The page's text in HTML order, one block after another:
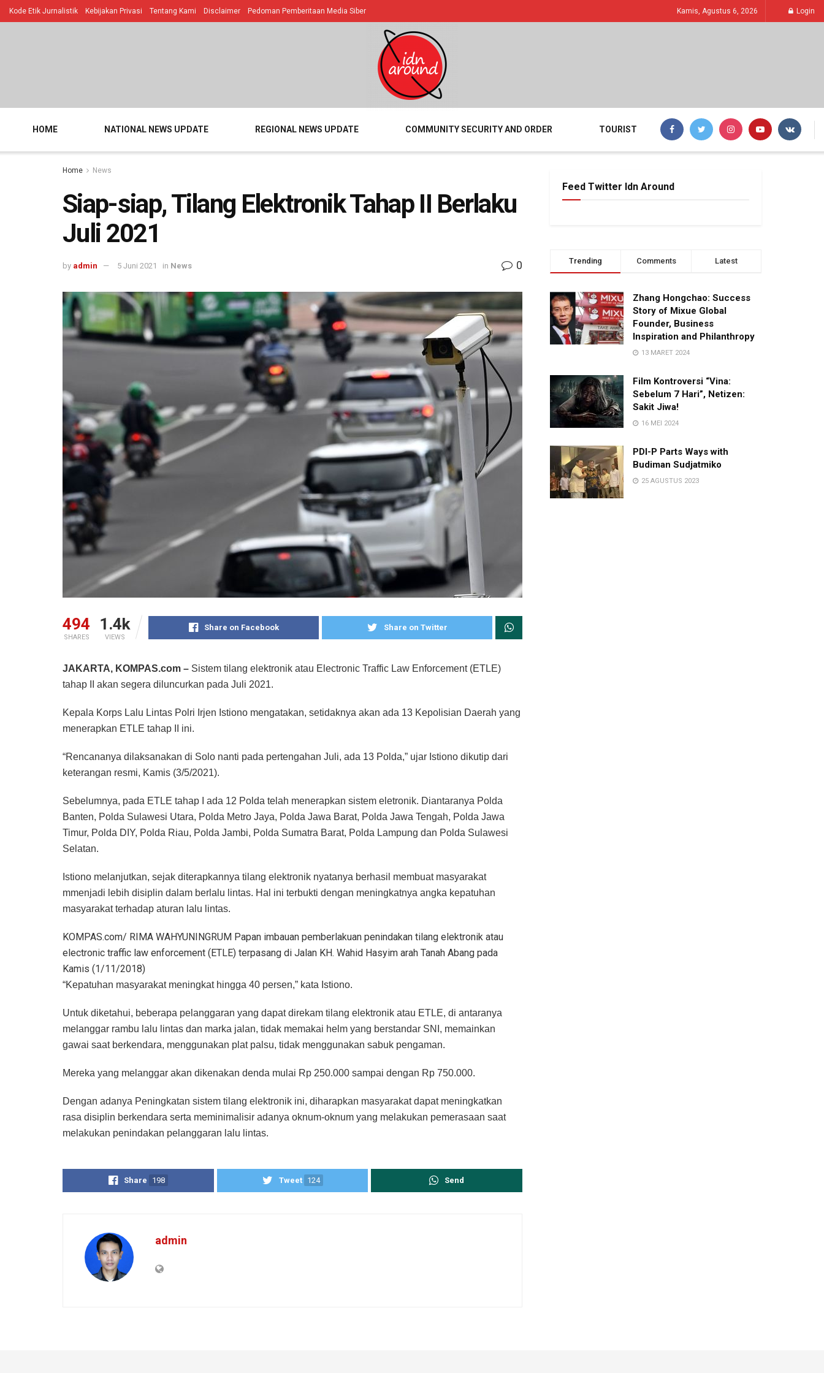
Kode Etik Jurnalistik Kebijakan Privasi Tentang Kami Disclaimer Pedoman Pemberitaan Media Siber Kamis, Agustus 6, 2026 Login
HOME NATIONAL NEWS UPDATE REGIONAL NEWS UPDATE COMMUNITY SECURITY AND ORDER TOURIST
Home News
Siap-siap, Tilang Elektronik Tahap II Berlaku
Juli 2021
by admin 5 Juni 2021 in News 0
494
SHARES
1.4k
VIEWS
Share on Facebook Share on Twitter
JAKARTA, KOMPAS.com – Sistem tilang elektronik atau Electronic Traffic Law Enforcement (ETLE)
tahap II akan segera diluncurkan pada Juli 2021.
Kepala Korps Lalu Lintas Polri Irjen Istiono mengatakan, setidaknya akan ada 13 Kepolisian Daerah yang
menerapkan ETLE tahap II ini.
“Rencananya dilaksanakan di Solo nanti pada pertengahan Juli, ada 13 Polda,” ujar Istiono dikutip dari
keterangan resmi, Kamis (3/5/2021).
Sebelumnya, pada ETLE tahap I ada 12 Polda telah menerapkan sistem eletronik. Diantaranya Polda
Banten, Polda Sulawesi Utara, Polda Metro Jaya, Polda Jawa Barat, Polda Jawa Tengah, Polda Jawa
Timur, Polda DIY, Polda Riau, Polda Jambi, Polda Sumatra Barat, Polda Lampung dan Polda Sulawesi
Selatan.
Istiono melanjutkan, sejak diterapkannya tilang elektronik nyatanya berhasil membuat masyarakat
mmenjadi lebih disiplin dalam berlalu lintas. Hal ini terbukti dengan meningkatnya angka kepatuhan
masyarakat terhadap aturan lalu lintas.
KOMPAS.com/ RIMA WAHYUNINGRUM Papan imbauan pemberlakuan penindakan tilang elektronik atau
electronic traffic law enforcement (ETLE) terpasang di Jalan KH. Wahid Hasyim arah Tanah Abang pada
Kamis (1/11/2018)
“Kepatuhan masyarakat meningkat hingga 40 persen,” kata Istiono.
Untuk diketahui, beberapa pelanggaran yang dapat direkam tilang elektronik atau ETLE, di antaranya
melanggar rambu lalu lintas dan marka jalan, tidak memakai helm yang berstandar SNI, memainkan
gawai saat berkendara, menggunakan plat palsu, tidak menggunakan sabuk pengaman.
Mereka yang melanggar akan dikenakan denda mulai Rp 250.000 sampai dengan Rp 750.000.
Dengan adanya Peningkatan sistem tilang elektronik ini, diharapkan masyarakat dapat meningkatkan
rasa disiplin berkendara serta meminimalisir adanya oknum-oknum yang melakukan pemerasaan saat
melakukan penindakan pelanggaran lalu lintas.
Share 198 Tweet 124 Send
admin
Feed Twitter Idn Around
Trending Comments Latest
Zhang Hongchao: Success
Story of Mixue Global
Founder, Business
Inspiration and Philanthropy
13 MARET 2024
Film Kontroversi “Vina:
Sebelum 7 Hari”, Netizen:
Sakit Jiwa!
16 MEI 2024
PDI-P Parts Ways with
Budiman Sudjatmiko
25 AGUSTUS 2023